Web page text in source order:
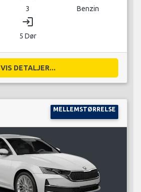
3 Benzin
login
5 Dør
VIS DETALJER...
MELLEMSTØRRELSE